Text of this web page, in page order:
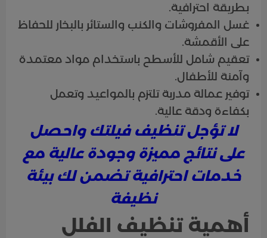
بطريقة احترافية.
غسل المفروشات والكنب والستائر بالبخار للحفاظ
على الأقمشة.
تعقيم شامل للأسطح باستخدام مواد معتمدة
وآمنة للأطفال.
توفير عمالة مدربة تلتزم بالمواعيد وتعمل
بكفاءة ودقة عالية.
لا تؤجل تنظيف فيلتك واحصل
على نتائج مميزة وجودة عالية مع
خدمات احترافية تضمن لك بيئة
نظيفة
أهمية تنظيف الفلل